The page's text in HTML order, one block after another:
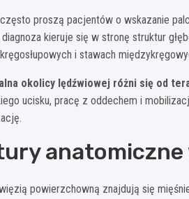
proszą pacjentów o wskazanie
kieruje się w stronę struktur
i stawach
okolicy lędźwiowej różni się od
ucisku, pracę z oddechem i
anatomiczne
powierzchowną znajdują się